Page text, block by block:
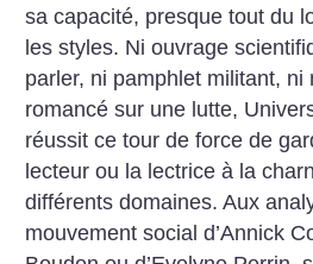
sa capacité, presque tout du
les styles. Ni ouvrage
parler, ni pamphlet militant, ni
romancé sur une lutte,
réussit ce tour de force de
lecteur ou la lectrice à la
différents domaines. Aux
mouvement social d’Annick